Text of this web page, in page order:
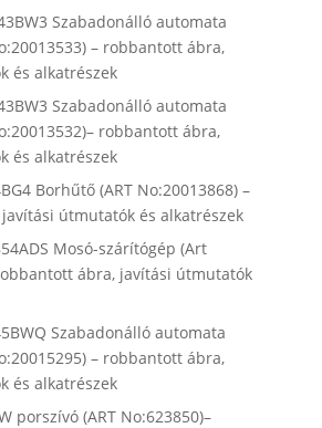
Szabadonálló automata
– robbantott ábra,
és alkatrészek
Szabadonálló automata
robbantott ábra,
és alkatrészek
Borhűtő (ART No:20013868) –
útmutatók és alkatrészek
Mosó-szárítógép (Art
ábra, javítási útmutatók
Szabadonálló automata
– robbantott ábra,
és alkatrészek
porszívó (ART No:623850)–